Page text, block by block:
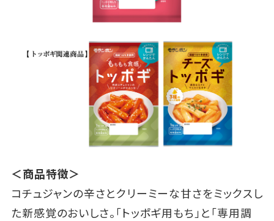
＜商品特徴＞
コチュジャンの辛さとクリーミーな甘さをミックスし
た新感覚のおいしさ。「トッポギ用もち」と「専用調